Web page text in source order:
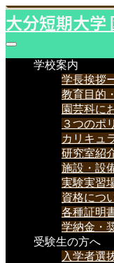
大分短期大学
学校案内
学長挨拶
教育目的
園芸科に
３つのポ
カリキュ
研究室紹
施設・設
実験実習
資格につ
各種証明
学納金・
受験生の方へ
入学者選